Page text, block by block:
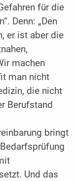
für die
Denn: „Den
er ist aber die
machen
man nicht
die nicht
Berufstand
bringt
Und das